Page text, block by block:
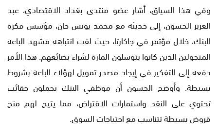
وفي هذا السياق، أشار عضو منتدى بغداد الاقتصادي، عبد
العزيز الحسون، إلى حديثه مع محمد يونس خان، مؤسس فكرة
البنك، خلال مؤتمر في جاكارتا، حيث لفت انتباهه مشهد الباعة
المتجولين الذين كانوا يتوسلون المارة لشراء بضائعهم. هذا الأمر
دفعه إلى التفكير في إيجاد مصدر تمويل لهؤلاء الباعة بشروط
بسيطة. وأوضح الحسون أن موظفي البنك يحملون حقائب
تحتوي على النقد واستمارات الاقتراض، مما يتيح لهم منح
قروض بسيطة تتناسب مع احتياجات السوق.